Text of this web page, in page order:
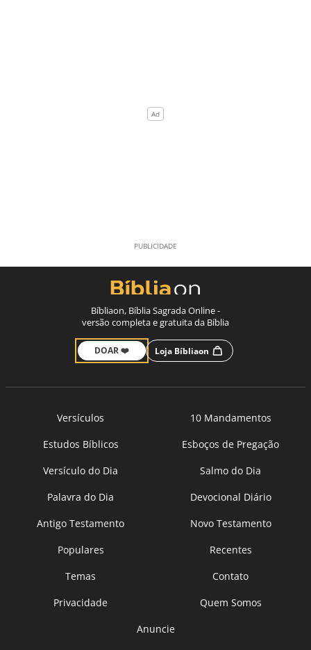
Bíbliaon, Bíblia Sagrada Online -
versão completa e gratuita da Bíblia
DOAR ❤️ Loja Bíbliaon
Versículos
10 Mandamentos
Estudos Bíblicos
Esboços de Pregação
Versículo do Dia
Salmo do Dia
Palavra do Dia
Devocional Diário
Antigo Testamento
Novo Testamento
Populares
Recentes
Temas
Contato
Privacidade
Quem Somos
Anuncie